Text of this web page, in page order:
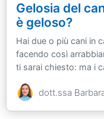
Gelosia del
è geloso?
Hai due o più cani in
facendo così
ti sarai chiesto: ma i
dott.ssa